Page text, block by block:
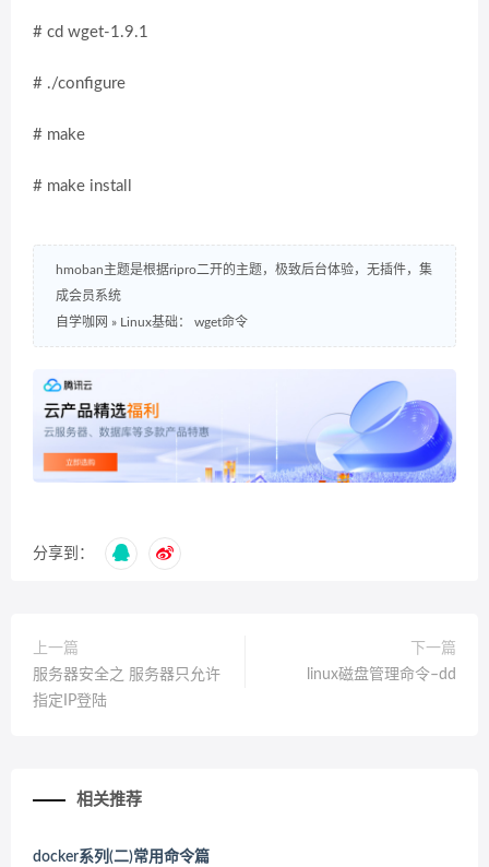
# cd wget-1.9.1
# ./configure
# make
# make install
hmoban主题是根据ripro二开的主题，极致后台体验，无插件，集
成会员系统
自学咖网 » Linux基础： wget命令
分享到：
上一篇
服务器安全之 服务器只允许
指定IP登陆
下一篇
linux磁盘管理命令–dd
相关推荐
docker系列(二)常用命令篇